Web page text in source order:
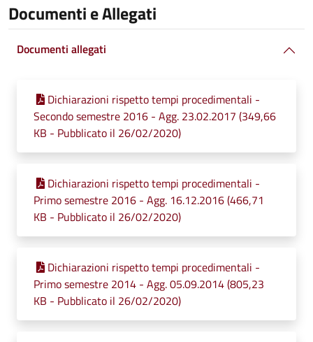
Documenti e Allegati
Documenti allegati
Dichiarazioni rispetto tempi procedimentali -
Secondo semestre 2016 - Agg. 23.02.2017 (349,66
KB - Pubblicato il 26/02/2020)
Dichiarazioni rispetto tempi procedimentali -
Primo semestre 2016 - Agg. 16.12.2016 (466,71
KB - Pubblicato il 26/02/2020)
Dichiarazioni rispetto tempi procedimentali -
Primo semestre 2014 - Agg. 05.09.2014 (805,23
KB - Pubblicato il 26/02/2020)